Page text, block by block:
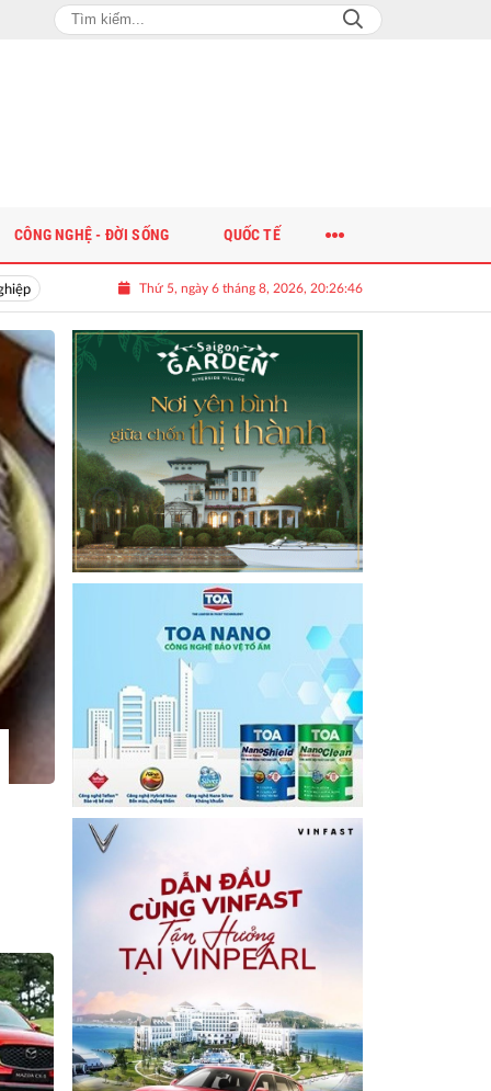
Thứ 5, ngày 6 tháng 8, 2026, 20:26:47
CÔNG NGHỆ - ĐỜI SỐNG QUỐC TẾ